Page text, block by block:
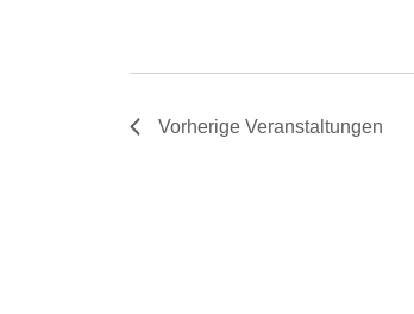
Vorherige Veranstaltungen